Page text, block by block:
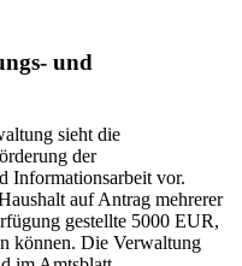
und
sieht die
der
Informationsarbeit vor.
auf Antrag mehrerer
gestellte 5000 EUR,
können. Die Verwaltung